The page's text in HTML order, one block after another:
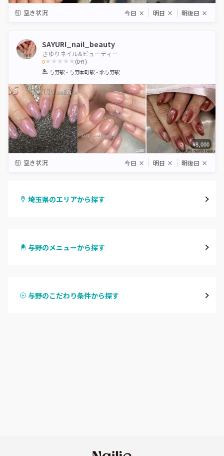
空き状況 今日 × 明日 × 明後日 ×
SAYURI_nail_beauty
さゆりネイル&ビューティー
0
1 2 3 4
5
(0件)
与野駅・与野本町駅・北与野駅
¥8,000
空き状況 今日 × 明日 × 明後日 ×
埼玉県のエリアから探す
ふじみ野・鶴瀬・上福岡
与野のメニューから探す
与野のこだわり条件から探す